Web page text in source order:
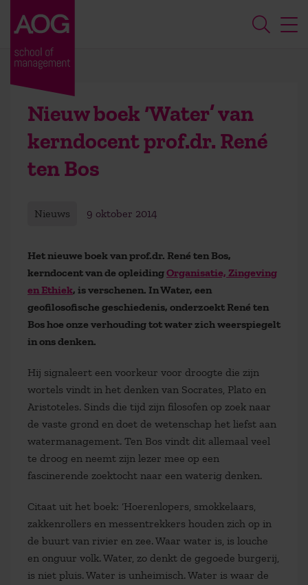
Nieuw boek ‘Water’ van
kerndocent prof.dr. René
ten Bos
Nieuws 9 oktober 2014
Het nieuwe boek van prof.dr. René ten Bos,
kerndocent van de opleidingOrganisatie, Zingeving
en Ethiek, is verschenen. In Water, een
geofilosofische geschiedenis, onderzoekt René ten
Bos hoe onze verhouding tot water zich weerspiegelt
in ons denken.
Hij signaleert een voorkeur voor droogte die zijn
wortels vindt in het denken van Socrates, Plato en
Aristoteles. Sinds die tijd zijn filosofen op zoek naar
de vaste grond en doet de wetenschap het liefst aan
watermanagement. Ten Bos vindt dit allemaal veel
te droog en neemt zijn lezer mee op een
fascinerende zoektocht naar een waterig denken.
Citaat uit het boek: ‘Hoerenlopers, smokkelaars,
zakkenrollers en messentrekkers houden zich op in
de buurt van rivier en zee. Waar water is, is louche
en onguur volk. Water, zo denkt de gegoede burgerij,
is niet pluis. Water is unheimisch. Water is waar de